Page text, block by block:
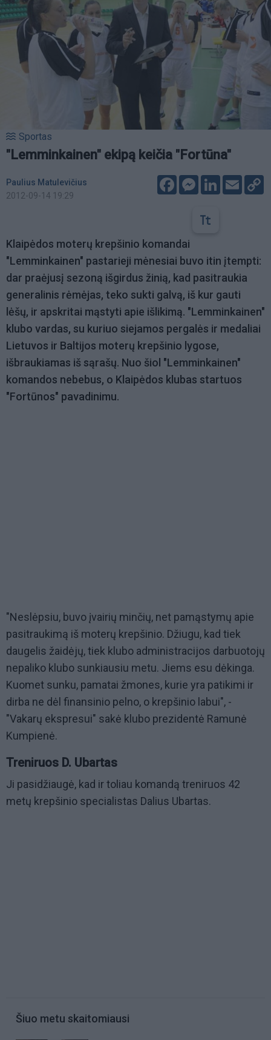
Sportas
"Lemminkainen" ekipą keičia "Fortūna"
Paulius Matulevičius
2012-09-14 19:29
FacebookMessenger
LinkedIn
Email
Klaipėdos moterų krepšinio komandai
"Lemminkainen" pastarieji mėnesiai buvo itin įtempti:
dar praėjusį sezoną išgirdus žinią, kad pasitraukia
generalinis rėmėjas, teko sukti galvą, iš kur gauti
lėšų, ir apskritai mąstyti apie išlikimą. "Lemminkainen"
klubo vardas, su kuriuo siejamos pergalės ir medaliai
Lietuvos ir Baltijos moterų krepšinio lygose,
išbraukiamas iš sąrašų. Nuo šiol "Lemminkainen"
komandos nebebus, o Klaipėdos klubas startuos
"Fortūnos" pavadinimu.
"Neslėpsiu, buvo įvairių minčių, net pamąstymų apie
pasitraukimą iš moterų krepšinio. Džiugu, kad tiek
daugelis žaidėjų, tiek klubo administracijos darbuotojų
nepaliko klubo sunkiausiu metu. Jiems esu dėkinga.
Kuomet sunku, pamatai žmones, kurie yra patikimi ir
dirba ne dėl finansinio pelno, o krepšinio labui", -
"Vakarų ekspresui" sakė klubo prezidentė Ramunė
Kumpienė.
Treniruos D. Ubartas
Ji pasidžiaugė, kad ir toliau komandą treniruos 42
metų krepšinio specialistas Dalius Ubartas.
Šiuo metu skaitomiausi